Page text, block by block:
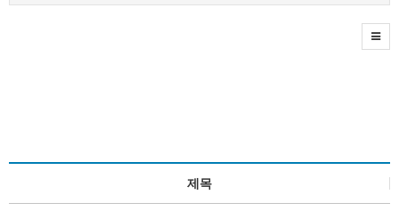
제목